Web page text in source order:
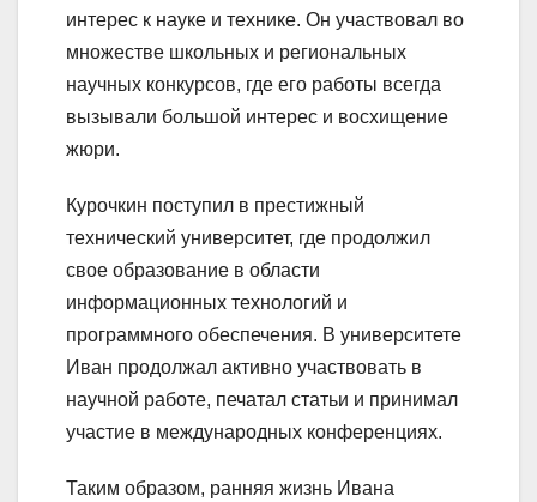
интерес к науке и технике. Он участвовал во
множестве школьных и региональных
научных конкурсов, где его работы всегда
вызывали большой интерес и восхищение
жюри.
Курочкин поступил в престижный
технический университет, где продолжил
свое образование в области
информационных технологий и
программного обеспечения. В университете
Иван продолжал активно участвовать в
научной работе, печатал статьи и принимал
участие в международных конференциях.
Таким образом, ранняя жизнь Ивана